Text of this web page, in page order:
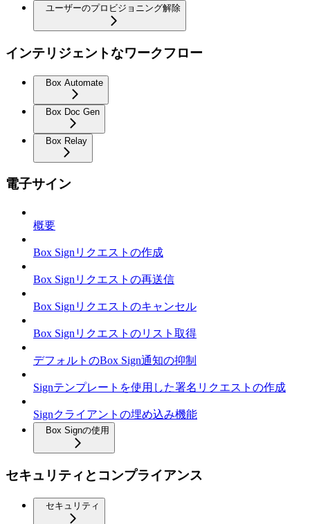
ユーザーのプロビジョニング解除
インテリジェントなワークフロー
Box Automate
Box Doc Gen
Box Relay
電子サイン
概要
Box Signリクエストの作成
Box Signリクエストの再送信
Box Signリクエストのキャンセル
Box Signリクエストのリスト取得
デフォルトのBox Sign通知の抑制
Signテンプレートを使用した署名リクエストの作成
Signクライアントの埋め込み機能
Box Signの使用
セキュリティとコンプライアンス
セキュリティ